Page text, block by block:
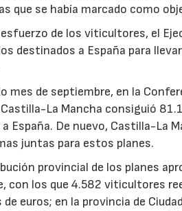
que se había marcado como
de los viticultores, el
destinados a España para
mes de septiembre, en la
La Mancha consiguió
a España. De nuevo, Castilla-La
juntas para estos planes.
provincial de los planes
con los que 4.582 viticultores
de euros; en la provincia de